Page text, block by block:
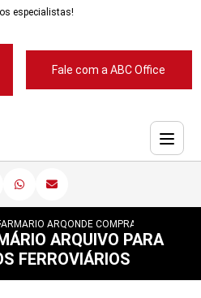
especialistas!
Fale com a ABC Office
ESCRITORIOS
ARMARIO ARQUIVO PARA ESCRITORIO
ONDE COMPRAR ARMARIO
ARQUIVO PARA
FERROVIÁRIOS